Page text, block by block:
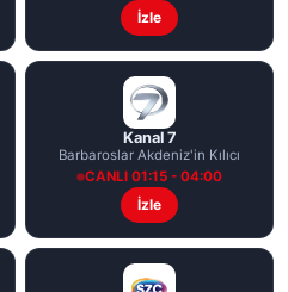
İzle
Kanal 7
Barbaroslar Akdeniz'in Kılıcı
CANLI 01:15 - 04:00
İzle